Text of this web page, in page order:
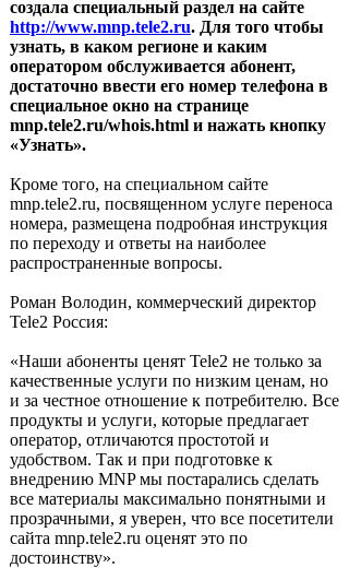
создала специальный раздел на сайте
http://www.mnp.tele2.ru. Для того чтобы
узнать, в каком регионе и каким
оператором обслуживается абонент,
достаточно ввести его номер телефона в
специальное окно на странице
mnp.tele2.ru/whois.html и нажать кнопку
«Узнать».
Кроме того, на специальном сайте
mnp.tele2.ru, посвященном услуге переноса
номера, размещена подробная инструкция
по переходу и ответы на наиболее
распространенные вопросы.
Роман Володин, коммерческий директор
Tele2 Россия:
«Наши абоненты ценят Tele2 не только за
качественные услуги по низким ценам, но
и за честное отношение к потребителю. Все
продукты и услуги, которые предлагает
оператор, отличаются простотой и
удобством. Так и при подготовке к
внедрению MNP мы постарались сделать
все материалы максимально понятными и
прозрачными, я уверен, что все посетители
сайта mnp.tele2.ru оценят это по
достоинству».